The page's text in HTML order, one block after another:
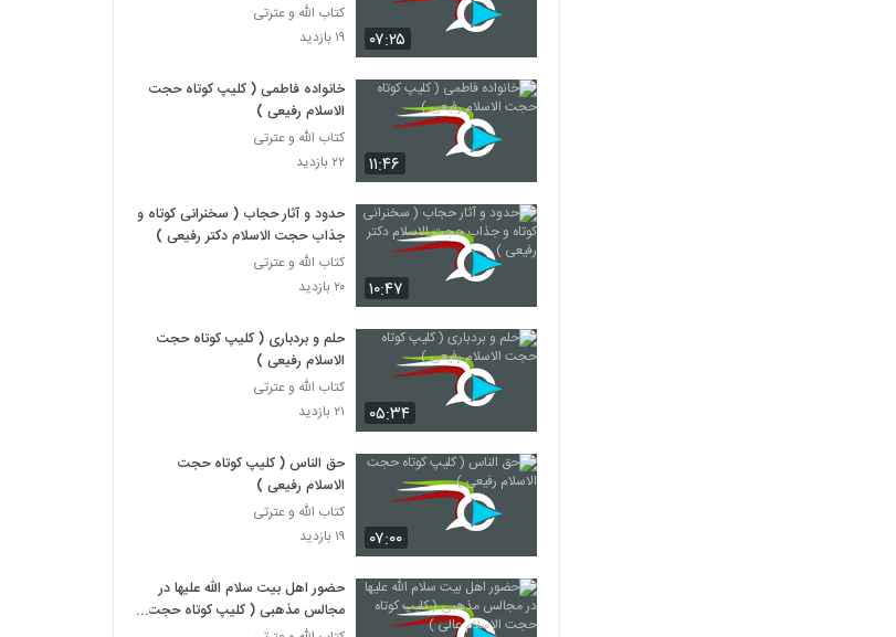
۰۷:۲۵
کتاب الله و عترتی
۱۹ بازدید
۱۱:۴۶
خانواده فاطمی ( کلیپ کوتاه حجت
الاسلام رفیعی )
کتاب الله و عترتی
۲۲ بازدید
۱۰:۴۷
حدود و آثار حجاب ( سخنرانی کوتاه و
جذاب حجت الاسلام دکتر رفیعی )
کتاب الله و عترتی
۲۰ بازدید
۰۵:۳۴
حلم و بردباری ( کلیپ کوتاه حجت
الاسلام رفیعی )
کتاب الله و عترتی
۲۱ بازدید
۰۷:۰۰
حق الناس ( کلیپ کوتاه حجت
الاسلام رفیعی )
کتاب الله و عترتی
۱۹ بازدید
حضور اهل بیت سلام الله علیها در
مجالس مذهبی ( کلیپ کوتاه حجت